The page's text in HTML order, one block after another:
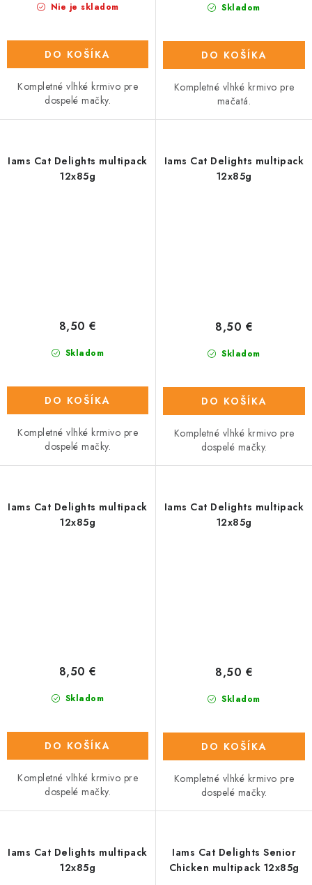
Nie je skladom
DO KOŠÍKA
Kompletné vlhké krmivo pre
dospelé mačky.
Skladom
DO KOŠÍKA
Kompletné vlhké krmivo pre
mačatá.
Iams Cat Delights multipack
12x85g
Skladom
8,50 €
DO KOŠÍKA
Kompletné vlhké krmivo pre
dospelé mačky.
Iams Cat Delights multipack
12x85g
Skladom
8,50 €
DO KOŠÍKA
Kompletné vlhké krmivo pre
dospelé mačky.
Iams Cat Delights multipack
12x85g
Skladom
8,50 €
DO KOŠÍKA
Kompletné vlhké krmivo pre
dospelé mačky.
Iams Cat Delights multipack
12x85g
Skladom
8,50 €
DO KOŠÍKA
Kompletné vlhké krmivo pre
dospelé mačky.
Iams Cat Delights multipack
12x85g
Iams Cat Delights Senior
Chicken multipack 12x85g